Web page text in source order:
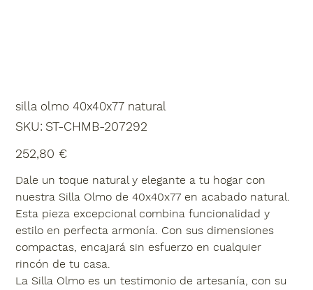
silla olmo 40x40x77 natural
SKU: SKU
ST-
ST-CHMB-207292
252,80 €
Dale un toque natural y elegante a tu hogar con
nuestra Silla Olmo de 40x40x77 en acabado natural.
Esta pieza excepcional combina funcionalidad y
estilo en perfecta armonía. Con sus dimensiones
compactas, encajará sin esfuerzo en cualquier
rincón de tu casa.
La Silla Olmo es un testimonio de artesanía, con su